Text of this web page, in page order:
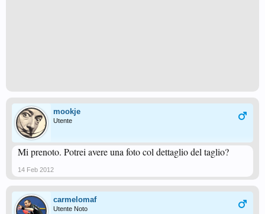
mookje
Utente
Mi prenoto. Potrei avere una foto col dettaglio del taglio?
14 Feb 2012
carmelomaf
Utente Noto